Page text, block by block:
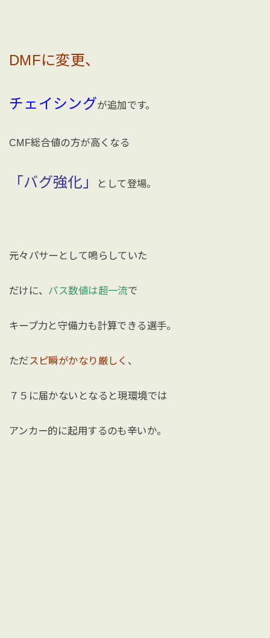
DMFに変更、
チェイシングが追加です。
CMF総合値の方が高くなる
「バグ強化」 として登場。
元々パサーとして鳴らしていた
だけに、 パス数値は超一流で
キープ力と守備力も計算できる選手。
ただ スピ瞬がかなり厳しく 、
７５に届かないとなると現環境では
アンカー的に起用するのも辛いか。